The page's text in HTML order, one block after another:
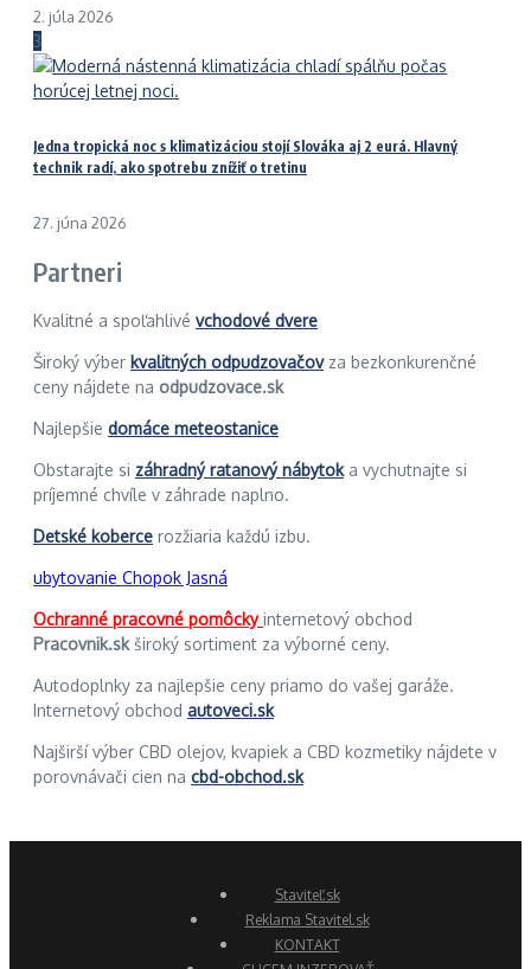
2. júla 2026
3
Jedna tropická noc s klimatizáciou stojí Slováka aj 2 eurá. Hlavný
technik radí, ako spotrebu znížiť o tretinu
27. júna 2026
Partneri
Kvalitné a spoľahlivé vchodové dvere
Široký výber kvalitných odpudzovačovza bezkonkurenčné
ceny nájdete na odpudzovace.sk
Najlepšie domáce meteostanice
Obstarajte si záhradný ratanový nábytoka vychutnajte si
príjemné chvíle v záhrade naplno.
Detské koberce rozžiaria každú izbu.
ubytovanie Chopok Jasná
Ochranné pracovné pomôckyinternetový obchod
Pracovnik.skširoký sortiment za výborné ceny.
Autodoplnky za najlepšie ceny priamo do vašej garáže.
Internetový obchod autoveci.sk
Najširší výber CBD olejov, kvapiek a CBD kozmetiky nájdete v
porovnávači cien na cbd-obchod.sk
Staviteľ.sk
Reklama Stavitel.sk
KONTAKT